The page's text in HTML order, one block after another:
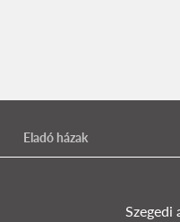
Eladó házak
Szegedi